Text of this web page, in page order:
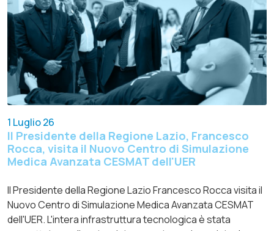
1 Luglio 26
Il Presidente della Regione Lazio, Francesco
Rocca, visita il Nuovo Centro di Simulazione
Medica Avanzata CESMAT dell'UER
Il Presidente della Regione Lazio Francesco Rocca visita il
Nuovo Centro di Simulazione Medica Avanzata CESMAT
dell'UER. L'intera infrastruttura tecnologica è stata